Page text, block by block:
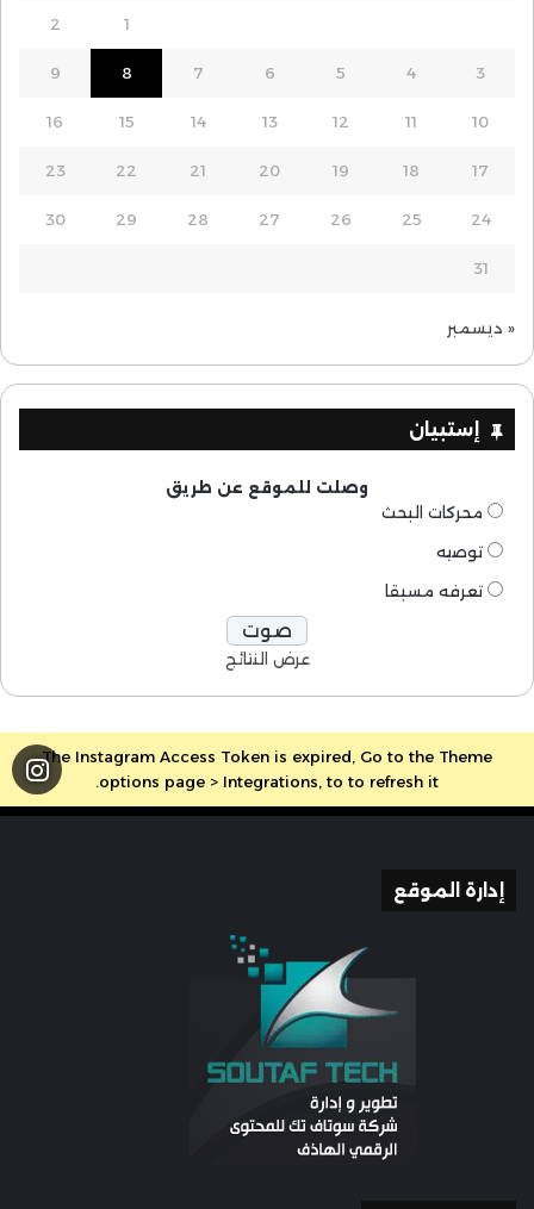
1
2
3
4
5
6
7
8
9
10
11
12
13
14
15
16
17
18
19
20
21
22
23
24
25
26
27
28
29
30
31
« ديسمبر
إستبيان
وصلت للموقع عن طريق
محركات البحث
توصيه
تعرفه مسبقا
عرض النتائج
The Instagram Access Token is expired, Go to the Theme
options page > Integrations, to to refresh it.
إدارة الموقع